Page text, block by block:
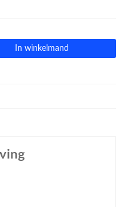
In winkelmand